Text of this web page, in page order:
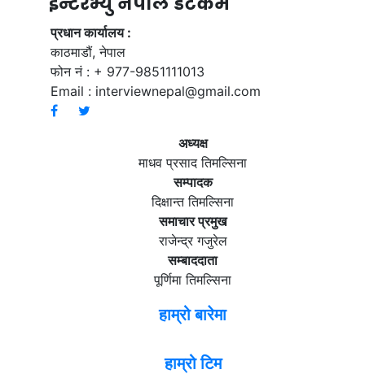
प्रधान कार्यालय :
काठमाडौं, नेपाल
फोन नं : + 977-9851111013
Email : interviewnepal@gmail.com
अध्यक्ष
माधव प्रसाद तिमल्सिना
सम्पादक
दिक्षान्त तिमल्सिना
समाचार प्रमुख
राजेन्द्र गजुरेल
सम्बाददाता
पूर्णिमा तिमल्सिना
हाम्रो बारेमा
हाम्रो टिम